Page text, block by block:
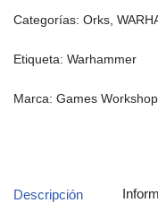
Categorías: Orks,
Etiqueta: Warhammer
Marca: Games Workshop
Descripción